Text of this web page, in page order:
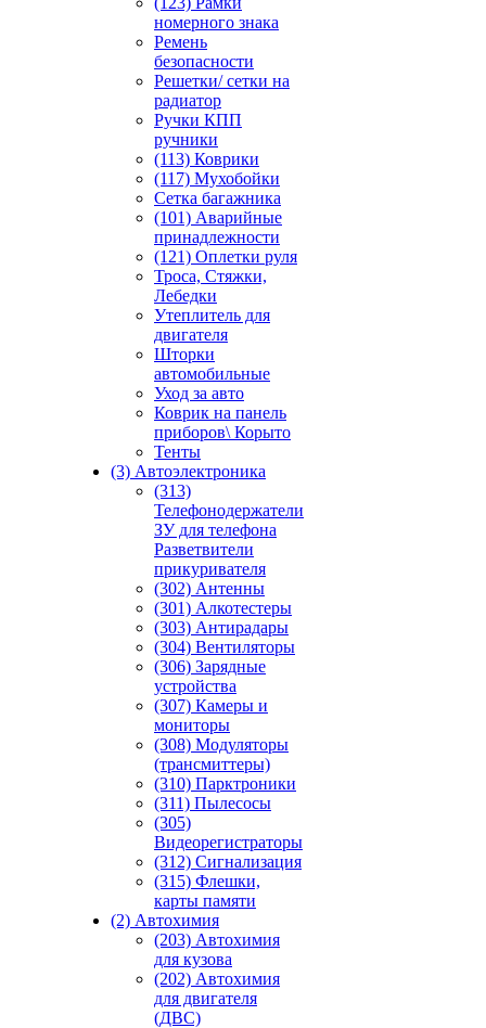
номерного знака
Ремень
безопасности
Решетки/ сетки на
радиатор
Ручки КПП
ручники
(113) Коврики
(117) Мухобойки
Сетка багажника
(101) Аварийные
принадлежности
(121) Оплетки руля
Троса, Стяжки,
Лебедки
Утеплитель для
двигателя
Шторки
автомобильные
Уход за авто
Коврик на панель
приборов\ Корыто
Тенты
(3) Автоэлектроника
(313)
Телефонодержатели
ЗУ для телефона
Разветвители
прикуривателя
(302) Антенны
(301) Алкотестеры
(303) Антирадары
(304) Вентиляторы
(306) Зарядные
устройства
(307) Камеры и
мониторы
(308) Модуляторы
(трансмиттеры)
(310) Парктроники
(311) Пылесосы
(305)
Видеорегистраторы
(312) Сигнализация
(315) Флешки,
карты памяти
(2) Автохимия
(203) Автохимия
для кузова
(202) Автохимия
для двигателя
(ДВС)